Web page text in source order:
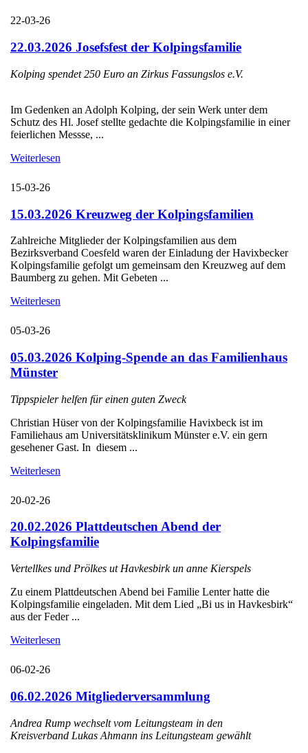
22-03-26
22.03.2026 Josefsfest der Kolpingsfamilie
Kolping spendet 250 Euro an Zirkus Fassungslos e.V.
Im Gedenken an Adolph Kolping, der sein Werk unter dem
Schutz des Hl. Josef stellte gedachte die Kolpingsfamilie in einer
feierlichen Messse, ...
Weiterlesen
15-03-26
15.03.2026 Kreuzweg der Kolpingsfamilien
Zahlreiche Mitglieder der Kolpingsfamilien aus dem
Bezirksverband Coesfeld waren der Einladung der Havixbecker
Kolpingsfamilie gefolgt um gemeinsam den Kreuzweg auf dem
Baumberg zu gehen. Mit Gebeten ...
Weiterlesen
05-03-26
05.03.2026 Kolping-Spende an das Familienhaus
Münster
Tippspieler helfen für einen guten Zweck
Christian Hüser von der Kolpingsfamilie Havixbeck ist im
Familiehaus am Universitätsklinikum Münster e.V. ein gern
gesehener Gast. In diesem ...
Weiterlesen
20-02-26
20.02.2026 Plattdeutschen Abend der
Kolpingsfamilie
Vertellkes und Prölkes ut Havkesbirk un anne Kierspels
Zu einem Plattdeutschen Abend bei Familie Lenter hatte die
Kolpingsfamilie eingeladen. Mit dem Lied „Bi us in Havkesbirk“
aus der Feder ...
Weiterlesen
06-02-26
06.02.2026 Mitgliederversammlung
Andrea Rump wechselt vom Leitungsteam in den
Kreisverband Lukas Ahmann ins Leitungsteam gewählt